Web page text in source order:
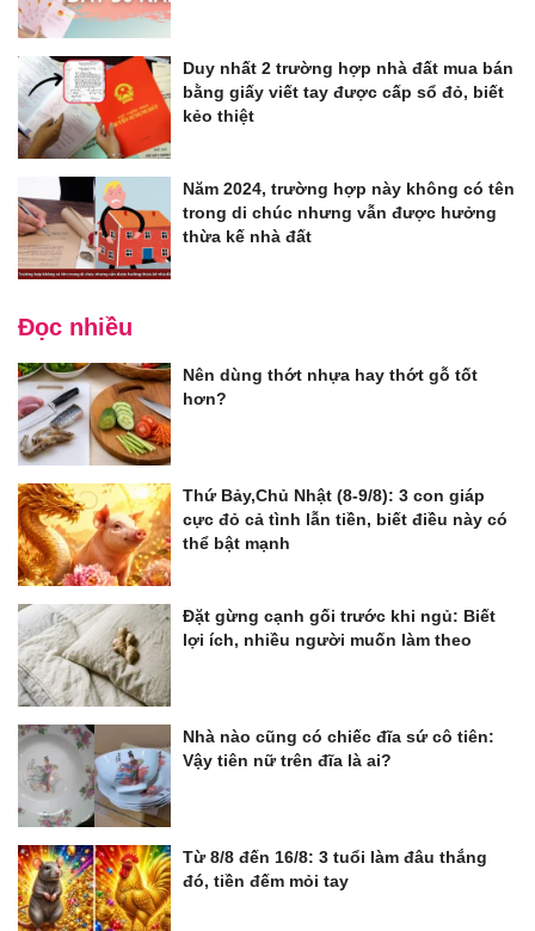
Duy nhất 2 trường hợp nhà đất mua bán
bằng giấy viết tay được cấp sổ đỏ, biết
kẻo thiệt
Năm 2024, trường hợp này không có tên
trong di chúc nhưng vẫn được hưởng
thừa kế nhà đất
Đọc nhiều
Nên dùng thớt nhựa hay thớt gỗ tốt
hơn?
Thứ Bảy,Chủ Nhật (8-9/8): 3 con giáp
cực đỏ cả tình lẫn tiền, biết điều này có
thể bật mạnh
Đặt gừng cạnh gối trước khi ngủ: Biết
lợi ích, nhiều người muốn làm theo
Nhà nào cũng có chiếc đĩa sứ cô tiên:
Vậy tiên nữ trên đĩa là ai?
Từ 8/8 đến 16/8: 3 tuổi làm đâu thắng
đó, tiền đếm mỏi tay